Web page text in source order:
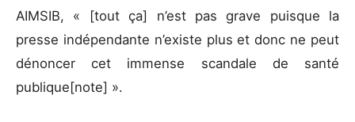
AIMSIB, « [tout ça] n’est pas grave puisque la
presse indépendante n’existe plus et donc ne peut
dénoncer cet immense scandale de santé
publique[note] ».